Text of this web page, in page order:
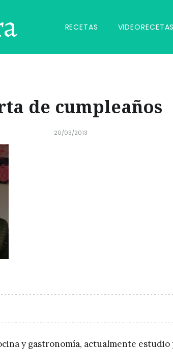
RECETAS VIDEORECETAS
de cumpleaños
20/03/2013
y gastronomía, actualmente